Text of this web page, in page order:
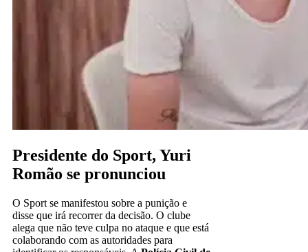
Presidente do Sport, Yuri
Romão se pronunciou
O Sport se manifestou sobre a punição e
disse que irá recorrer da decisão. O clube
alega que não teve culpa no ataque e que está
colaborando com as autoridades para